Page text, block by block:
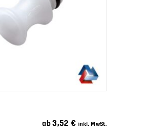
WEITERLESEN
ab3,52€ inkl. MwSt.